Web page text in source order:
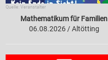
Quelle: Veranstalter
Mathematikum für Familien
06.08.2026 / Altötting